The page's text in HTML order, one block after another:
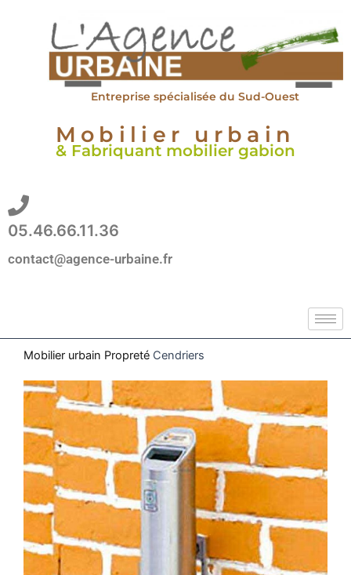
Entreprise spécialisée du Sud-Ouest
Mobilier urbain
& Fabriquant mobilier gabion
05.46.66.11.36
contact@agence-urbaine.fr
Mobilier urbain Propreté Cendriers